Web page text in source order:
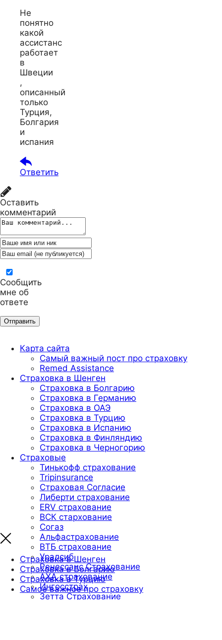
Не
понятно
какой
ассистанс
работает
в
Швеции
,
описанный
только
Турция,
Болгария
и
испания
Ответить
Оставить
комментарий
Сообщить
мне об
ответе
Карта сайта
Самый важный пост про страховку
Remed Assistance
Страховка в Шенген
Страховка в Болгарию
Страховка в Германию
Страховка в ОАЭ
Страховка в Турцию
Страховка в Испанию
Страховка в Финляндию
Страховка в Черногорию
Страховые
Тинькофф страхование
Tripinsurance
Страховая Согласие
Либерти страхование
ERV страхование
ВСК стархование
Согаз
Альфастрахование
ВТБ страхование
Уралсиб
Ренессанс Страхование
AXA страхование
Ингосстрах
Зетта Страхование
Страховка в Шенген
Страховка в Болгарию
Страховка в Турцию
Самое важное про страховку